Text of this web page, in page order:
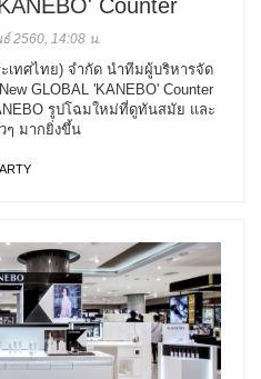
Counter
2560, 14:08 น.
เทศไทย) จำกัด นำทีมผู้บริหารจัด
GLOBAL 'KANEBO' Counter
รูปโฉมใหม่ที่ดูทันสมัย และ
ๆ มากยิ่งขึ้น